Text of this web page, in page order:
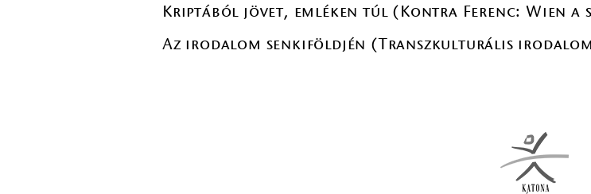
Kriptából jövet, emléken túl (Kontra Ferenc: Wien a
Az irodalom senkiföldjén (Transzkulturális